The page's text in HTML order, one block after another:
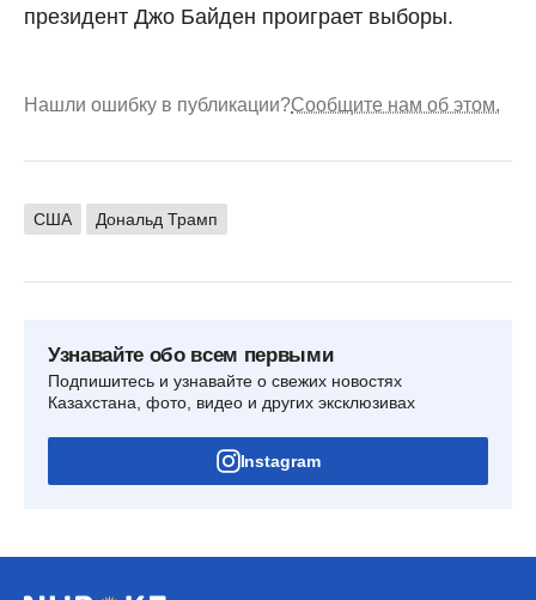
президент Джо Байден проиграет выборы.
Нашли ошибку в публикации?Сообщите нам об этом.
США Дональд Трамп
Узнавайте обо всем первыми
Подпишитесь и узнавайте о свежих новостях
Казахстана, фото, видео и других эксклюзивах
Instagram